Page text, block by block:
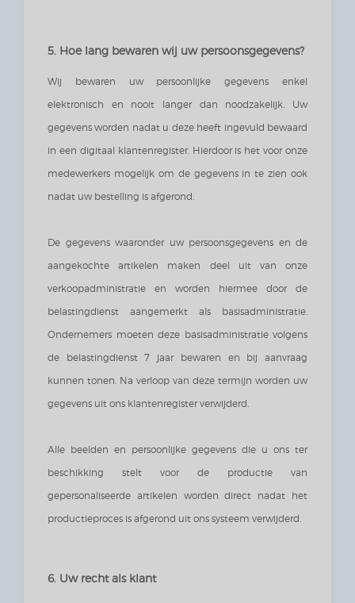
5. Hoe lang bewaren wij uw persoonsgegevens?
Wij bewaren uw persoonlijke gegevens enkel
elektronisch en nooit langer dan noodzakelijk. Uw
gegevens worden nadat u deze heeft ingevuld bewaard
in een digitaal klantenregister. Hierdoor is het voor onze
medewerkers mogelijk om de gegevens in te zien ook
nadat uw bestelling is afgerond.
De gegevens waaronder uw persoonsgegevens en de
aangekochte artikelen maken deel uit van onze
verkoopadministratie en worden hiermee door de
belastingdienst aangemerkt als basisadministratie.
Ondernemers moeten deze basisadministratie volgens
de belastingdienst 7 jaar bewaren en bij aanvraag
kunnen tonen. Na verloop van deze termijn worden uw
gegevens uit ons klantenregister verwijderd.
Alle beelden en persoonlijke gegevens die u ons ter
beschikking stelt voor de productie van
gepersonaliseerde artikelen worden direct nadat het
productieproces is afgerond uit ons systeem verwijderd.
6. Uw recht als klant